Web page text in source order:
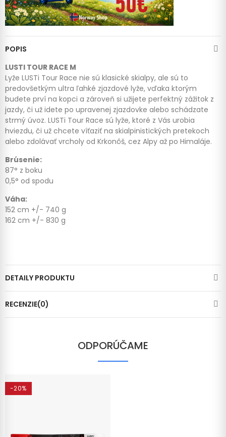
POPIS
LUSTI TOUR RACE M
Lyže LUSTi Tour Race nie sú klasické skialpy, ale sú to
predovšetkým ultra ľahké zjazdové lyže, vďaka ktorým
budete prví na kopci a zároveň si užijete perfektný zážitok z
jazdy, či už idete po upravenej zjazdovke alebo schádzate
strmý úvoz. LUSTi Tour Race sú lyže, ktoré z Vás urobia
hviezdu, či už chcete víťaziť na skialpinistických pretekoch
alebo zdolávať vrcholy od Krkonôš, cez Alpy až po Himaláje.
Brúsenie:
87° z boku
0,5° od spodu
Váha:
152 cm +/- 740 g
162 cm +/- 830 g
DETAILY PRODUKTU
RECENZIE(0)
ODPORÚČAME
-20%